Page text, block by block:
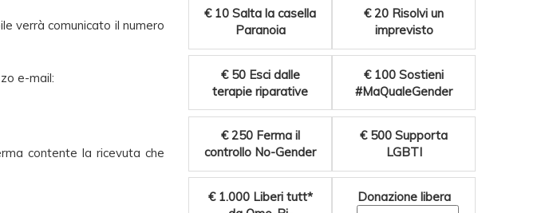
verrà comunicato il numero
e-mail:
contente la ricevuta che
€ 10 Salta la casella
Paranoia
€ 20 Risolvi un
imprevisto
€ 50 Esci dalle
terapie riparative
€ 100 Sostieni
#MaQualeGender
€ 250 Ferma il
controllo No-Gender
€ 500 Supporta
LGBTI
€ 1.000 Liberi tutt*
Donazione libera